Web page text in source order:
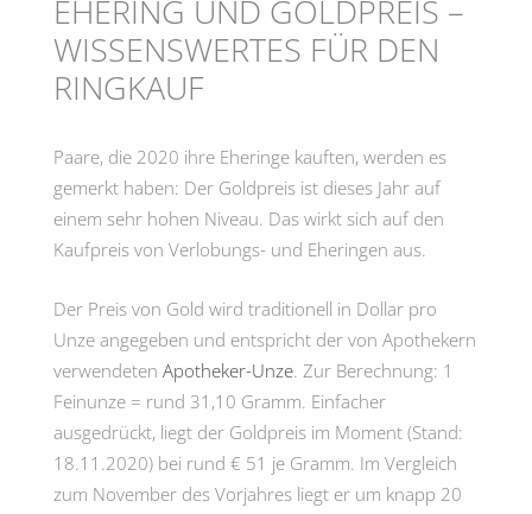
EHERING UND GOLDPREIS –
WISSENSWERTES FÜR DEN
RINGKAUF
Paare, die 2020 ihre Eheringe kauften, werden es
gemerkt haben: Der Goldpreis ist dieses Jahr auf
einem sehr hohen Niveau. Das wirkt sich auf den
Kaufpreis von Verlobungs- und Eheringen aus.
Der Preis von Gold wird traditionell in Dollar pro
Unze angegeben und entspricht der von Apothekern
verwendeten Apotheker-Unze. Zur Berechnung: 1
Feinunze = rund 31,10 Gramm. Einfacher
ausgedrückt, liegt der Goldpreis im Moment (Stand:
18.11.2020) bei rund € 51 je Gramm. Im Vergleich
zum November des Vorjahres liegt er um knapp 20